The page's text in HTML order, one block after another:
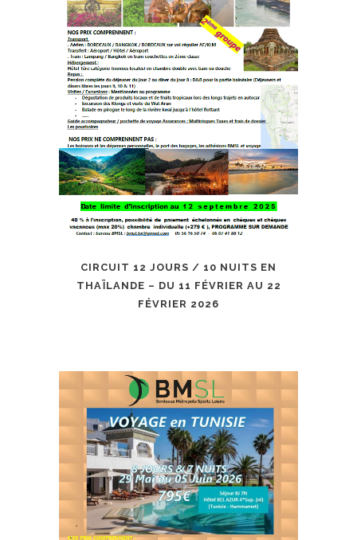
CIRCUIT 12 JOURS / 10 NUITS EN
THAÏLANDE – DU 11 FÉVRIER AU 22
FÉVRIER 2026